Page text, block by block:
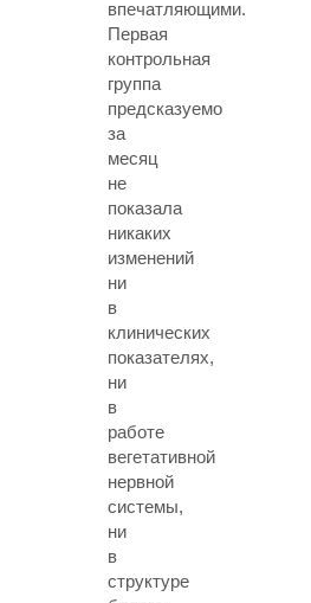
впечатляющими.
Первая
контрольная
группа
предсказуемо
за
месяц
не
показала
никаких
изменений
ни
в
клинических
показателях,
ни
в
работе
вегетативной
нервной
системы,
ни
в
структуре